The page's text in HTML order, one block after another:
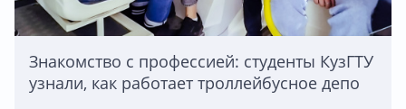
Знакомство с профессией: студенты КузГТУ
узнали, как работает троллейбусное депо